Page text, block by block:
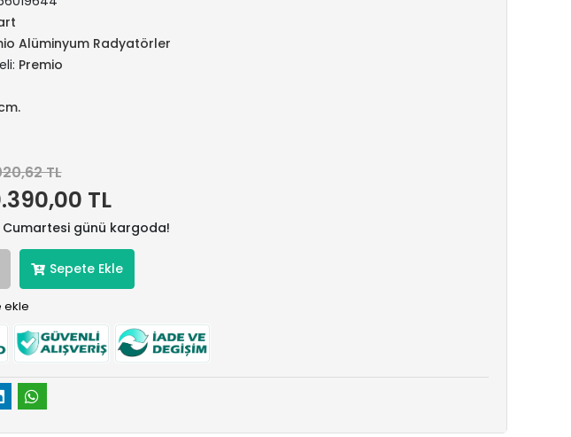
Alüminyum Radyatörler
Premio
TL
TL
Cumartesi günü kargoda!
Sepete Ekle
ekle